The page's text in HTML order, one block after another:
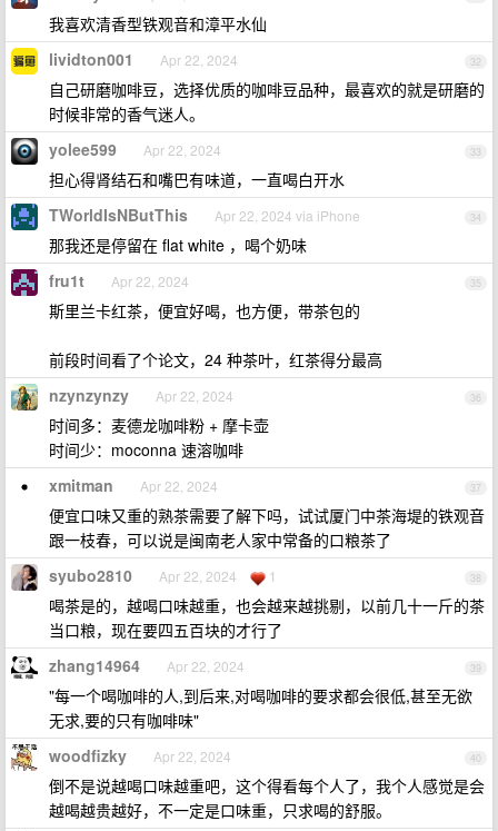
我喜欢清香型铁观音和漳平水仙
32
lividton001 Apr 22, 2024
自己研磨咖啡豆，选择优质的咖啡豆品种，最喜欢的就是研磨的
时候非常的香气迷人。
33
yolee599 Apr 22, 2024
担心得肾结石和嘴巴有味道，一直喝白开水
34
TWorldIsNButThis Apr 22, 2024 via iPhone
那我还是停留在 flat white ，喝个奶味
35
fru1t Apr 22, 2024
斯里兰卡红茶，便宜好喝，也方便，带茶包的
前段时间看了个论文，24 种茶叶，红茶得分最高
36
nzynzynzy Apr 22, 2024
时间多：麦德龙咖啡粉 + 摩卡壶
时间少：moconna 速溶咖啡
37
xmitman Apr 22, 2024
便宜口味又重的熟茶需要了解下吗，试试厦门中茶海堤的铁观音
跟一枝春，可以说是闽南老人家中常备的口粮茶了
38
syubo2810 Apr 22, 2024 1
喝茶是的，越喝口味越重，也会越来越挑剔，以前几十一斤的茶
当口粮，现在要四五百块的才行了
39
zhang14964 Apr 22, 2024
"每一个喝咖啡的人,到后来,对喝咖啡的要求都会很低,甚至无欲
无求,要的只有咖啡味"
40
woodfizky Apr 22, 2024
倒不是说越喝口味越重吧，这个得看每个人了，我个人感觉是会
越喝越贵越好，不一定是口味重，只求喝的舒服。